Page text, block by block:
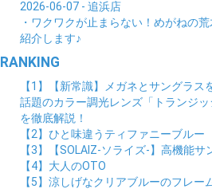
2026-06-07 - 追浜店
・ワクワクが止まらない！めがねの
紹介します♪
RANKING
【1】【新常識】メガネとサングラス
話題のカラー調光レンズ「トランジ
を徹底解説！
【2】ひと味違うティファニーブルー
【3】【SOLAIZ-ソライズ-】高機能サ
【4】大人のOTO
【5】涼しげなクリアブルーのフレー